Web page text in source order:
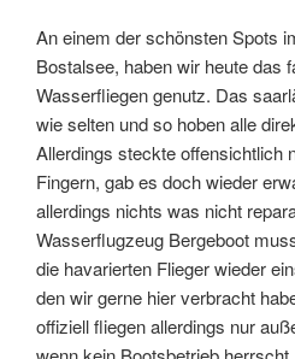
An einem der schönsten Spots
Bostalsee, haben wir heute das
Wasserfliegen genutz. Das
wie selten und so hoben alle
Allerdings steckte offensichtlich
Fingern, gab es doch wieder
allerdings nichts was nicht
Wasserflugzeug Bergeboot
die havarierten Flieger wieder
den wir gerne hier verbracht
offiziell fliegen allerdings nur